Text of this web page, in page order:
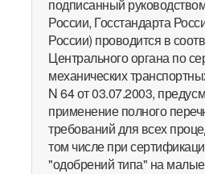
подписанный
России, Госстандарта
России) проводится в
Центрального органа по
механических
N 64 от 03.07.2003,
применение полного
требований для всех
том числе при
"одобрений типа" на